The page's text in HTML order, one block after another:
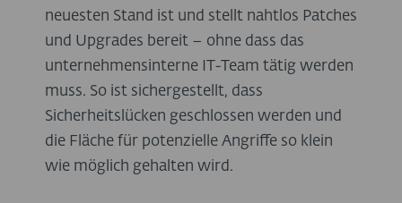
neuesten Stand ist und stellt nahtlos Patches
und Upgrades bereit – ohne dass das
unternehmensinterne IT-Team tätig werden
muss. So ist sichergestellt, dass
Sicherheitslücken geschlossen werden und
die Fläche für potenzielle Angriffe so klein
wie möglich gehalten wird.